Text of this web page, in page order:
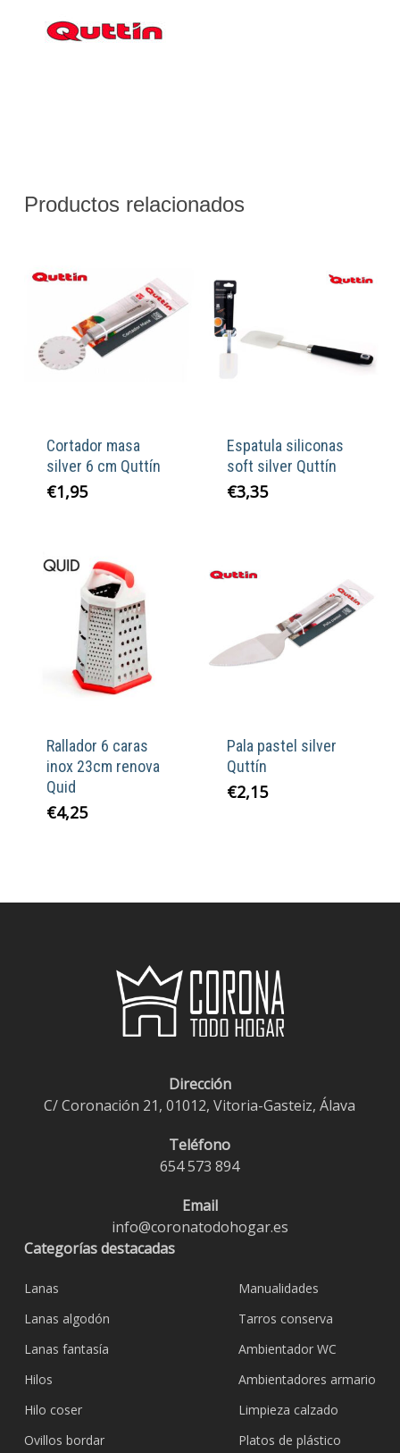
Productos relacionados
Cortador masa
silver 6 cm Quttín
€1,95
Espatula siliconas
soft silver Quttín
€3,35
Rallador 6 caras
inox 23cm renova
Quid
€4,25
Pala pastel silver
Quttín
€2,15
Dirección
C/ Coronación 21, 01012, Vitoria-Gasteiz, Álava
Teléfono
654 573 894
Email
info@coronatodohogar.es
Categorías destacadas
Lanas
Lanas algodón
Lanas fantasía
Hilos
Hilo coser
Ovillos bordar
Manualidades
Tarros conserva
Ambientador WC
Ambientadores armario
Limpieza calzado
Platos de plástico